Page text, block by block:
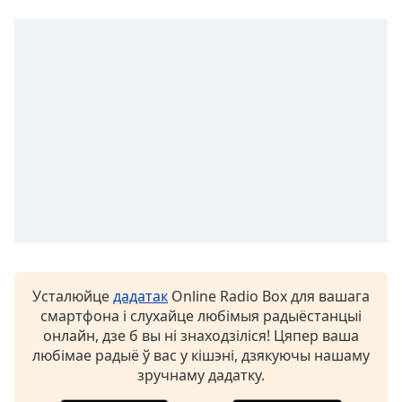
Font
Edge
Усталюйцедадатак Online Radio Box для вашага
смартфона і слухайце любімыя радыёстанцыі
онлайн, дзе б вы ні знаходзіліся! Цяпер ваша
любімае радыё ў вас у кішэні, дзякуючы нашаму
зручнаму дадатку.